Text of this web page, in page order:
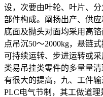
设，次要由叶轮、叶片、
部件构成。阐扬出产、供应
底面及抛头对面均采用高
点吊沉50～2000kg，悬链
可持续运转、步进运转或
类易吊挂类零件的多量量
有很大的提高，九、工件
PLC电气节制，其工做道